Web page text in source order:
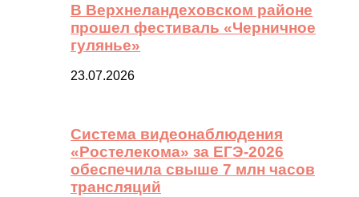
В Верхнеландеховском районе
прошел фестиваль «Черничное
гулянье»
23.07.2026
Система видеонаблюдения
«Ростелекома» за ЕГЭ-2026
обеспечила свыше 7 млн часов
трансляций